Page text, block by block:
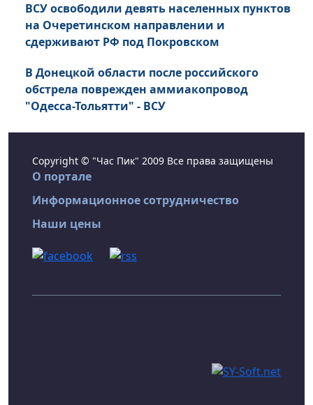
ВСУ освободили девять населенных пунктов
на Очеретинском направлении и
сдерживают РФ под Покровском
В Донецкой области после российского
обстрела поврежден аммиакопровод
"Одесса-Тольятти" - ВСУ
Copyright © "Час Пик" 2009 Все права защищены
О портале
Информационное сотрудничество
Наши цены